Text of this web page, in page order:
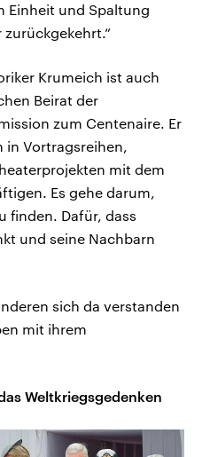
Einheit und Spaltung
Krumeich ist auch
Beirat der
zum Centenaire. Er
in Vortragsreihen,
mit dem
Es gehe darum,
finden. Dafür, dass
und seine Nachbarn
sich da verstanden
mit ihrem
Weltkriegsgedenken